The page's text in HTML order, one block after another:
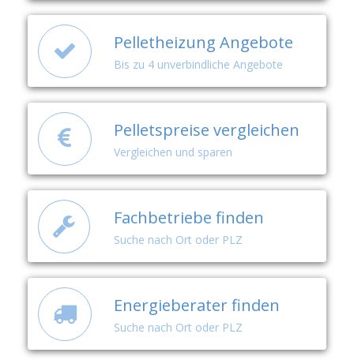
Pelletheizung Angebote
Bis zu 4 unverbindliche Angebote
Pelletspreise vergleichen
Vergleichen und sparen
Fachbetriebe finden
Suche nach Ort oder PLZ
Energieberater finden
Suche nach Ort oder PLZ